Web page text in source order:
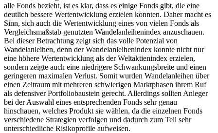
alle Fonds bezieht, ist es klar, dass es einige Fonds gibt, die eine
deutlich bessere Wertentwicklung erzielen konnten. Daher macht es
Sinn, sich auch die Wertentwicklung eines von vielen Fonds als
Vergleichsmaßstab genutzten Wandelanleihenindex anzuschauen.
Bei dieser Betrachtung zeigt sich das volle Potenzial von
Wandelanleihen, denn der Wandelanleihenindex konnte nicht nur
eine höhere Wertentwicklung als der Weltaktienindex erzielen,
sondern zeigte auch eine niedrigere Schwankungsbreite und einen
geringeren maximalen Verlust. Somit wurden Wandelanleihen über
einen Zeitraum mit mehreren schwierigen Marktphasen ihrem Ruf
als defensiver Portfoliobaustein gerecht. Allerdings sollten Anleger
bei der Auswahl eines entsprechenden Fonds sehr genau
hinschauen, welches Produkt sie wählen, da die einzelnen Fonds
verschiedene Strategien verfolgen und dadurch zum Teil sehr
unterschiedliche Risikoprofile aufweisen.